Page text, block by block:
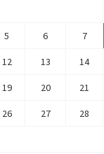
Previous
5 6 7
12 13 14
19 20 21
26 27 28